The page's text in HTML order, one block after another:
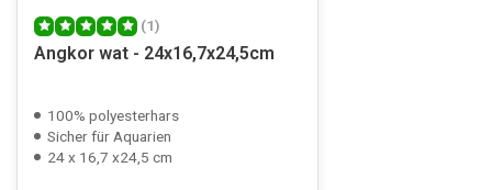
(1)
Angkor wat - 24x16,7x24,5cm
100% polyesterhars
Sicher für Aquarien
24 x 16,7 x24,5 cm